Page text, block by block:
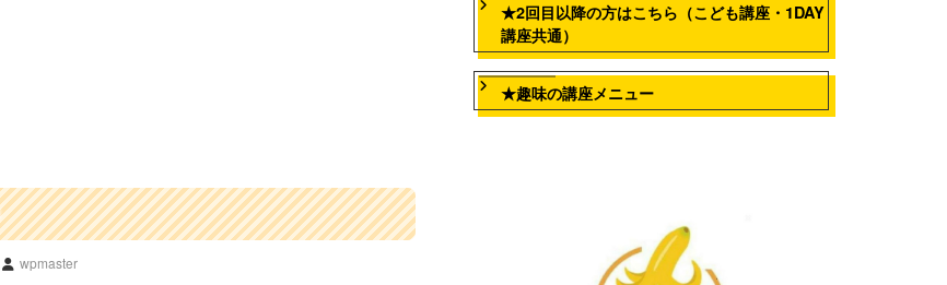
wpmaster
★2回目以降の方はこちら（こども講座・1DAY
講座共通）
★趣味の講座メニュー